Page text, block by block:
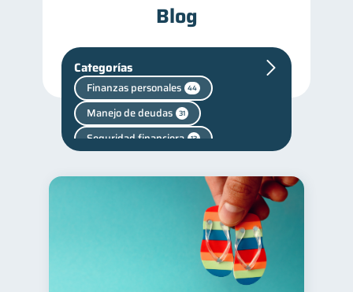
Blog
Categorías
Finanzas personales 44
Manejo de deudas 31
Seguridad financiera 13
Retiro 1